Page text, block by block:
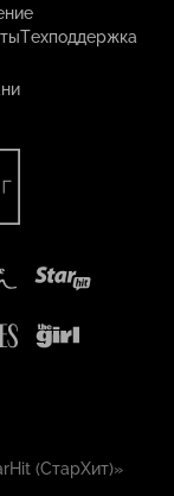
Техподдержка
(СтарХит)»